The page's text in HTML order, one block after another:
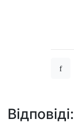
Відповіді: